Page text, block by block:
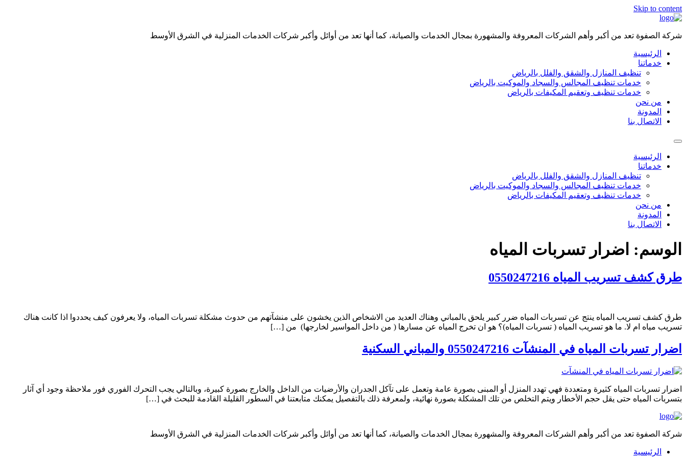
Skip to content
شركة الصفوة تعد من أكبر وأهم الشركات المعروفة والمشهورة بمجال الخدمات والصيانة، كما أنها تعد من أوائل وأكبر شركات الخدمات المنزلية في الشرق الأوسط
الرئيسية
خدماتنا
تنظيف المنازل والشقق والفلل بالرياض
خدمات تنظيف المجالس والسجاد والموكيت بالرياض
خدمات تنظيف وتعقيم المكيفات بالرياض
من نحن
المدونة
الاتصال بنا
الرئيسية
خدماتنا
تنظيف المنازل والشقق والفلل بالرياض
خدمات تنظيف المجالس والسجاد والموكيت بالرياض
خدمات تنظيف وتعقيم المكيفات بالرياض
من نحن
المدونة
الاتصال بنا
الوسم: اضرار تسربات المياه
طرق كشف تسريب المياه 0550247216
طرق كشف تسريب المياه ينتج عن تسربات المياه ضرر كبير يلحق بالمباني وهناك العديد من الاشخاص الذين يخشون على منشآتهم من حدوث مشكلة تسربات المياه، ولا يعرفون كيف يحددوا اذا كانت هناك
تسريب مياه ام لا. ما هو تسريب المياه ( تسربات المياه)؟ هو ان تخرج المياه عن مسارها ( من داخل المواسير لخارجها) من […]
اضرار تسربات المياه في المنشآت 0550247216 والمباني السكنية
اضرار تسربات المياه كثيرة ومتعددة فهي تهدد المنزل أو المبنى بصورة عامة وتعمل على تآكل الجدران والأرضيات من الداخل والخارج بصورة كبيرة، وبالتالي يجب التحرك الفوري فور ملاحظة وجود أي آثار
بتسربات المياه حتى يقل حجم الأخطار ويتم التخلص من تلك المشكلة بصورة نهائية، ولمعرفة ذلك بالتفصيل يمكنك متابعتنا في السطور القليلة القادمة للبحث في […]
شركة الصفوة تعد من أكبر وأهم الشركات المعروفة والمشهورة بمجال الخدمات والصيانة، كما أنها تعد من أوائل وأكبر شركات الخدمات المنزلية في الشرق الأوسط
الرئيسية